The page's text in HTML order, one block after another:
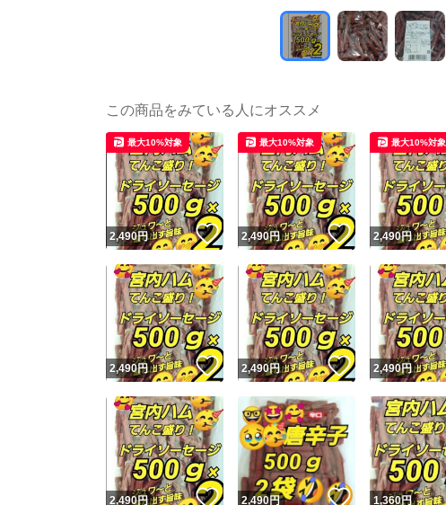
この商品をみている人にオススメ
2,490円 いいね！
最大10%対象
2,490円 いいね！
最大10%対象
2,490円
最大10%対象
2,490円 いいね！
2,490円 いいね！
2,490円
2,490円 いいね！
2,490円 いいね！
1,360円